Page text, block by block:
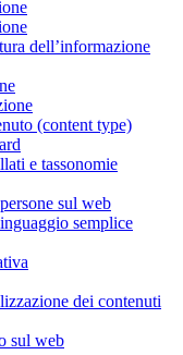
dell’informazione
(content type)
e tassonomie
sul web
semplice
dei contenuti
sul web